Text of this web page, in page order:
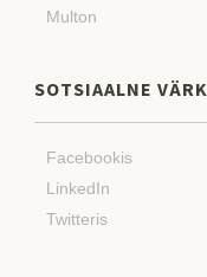
Multon
SOTSIAALNE VÄRK
Facebookis
LinkedIn
Twitteris